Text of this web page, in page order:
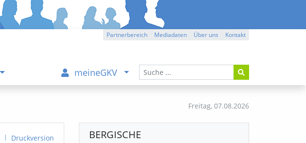
Partnerbereich Mediadaten Über uns Kontakt
meineGKV
Freitag, 07.08.2026
| Druckversion BERGISCHE